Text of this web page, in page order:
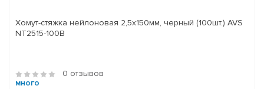
Хомут-стяжка нейлоновая 2,5х150мм, черный (100шт.) AVS
NT2515-100B
0 отзывов
много